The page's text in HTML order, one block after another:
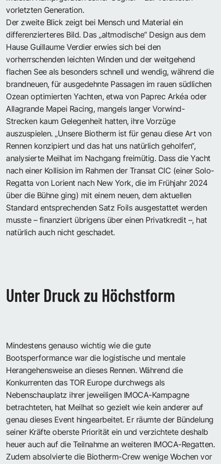
vorletzten Generation.
Der zweite Blick zeigt bei Mensch und Material ein
differenzierteres Bild. Das „altmodische“ Design aus dem
Hause Guillaume Verdier erwies sich bei den
vorherrschenden leichten Winden und der weitgehend
flachen See als besonders schnell und wendig, während die
brandneuen, für ausgedehnte Passagen im rauen südlichen
Ozean optimierten Yachten, etwa von Paprec Arkéa oder
Allagrande Mapei Racing, mangels langer Vorwind-
Strecken kaum Gelegenheit hatten, ihre Vorzüge
auszuspielen. „Unsere Biotherm ist für genau diese Art von
Rennen konzipiert und das hat uns natürlich geholfen“,
analysierte Meilhat im Nachgang freimütig. Dass die Yacht
nach einer Kollision im Rahmen der Transat CIC (einer Solo-
Regatta von Lorient nach New York, die im Frühjahr 2024
über die Bühne ging) mit einem neuen, dem aktuellen
Standard entsprechenden Satz Foils ausgestattet werden
musste – finanziert übrigens über einen Privatkredit –, hat
natürlich auch nicht geschadet.
Unter Druck zu Höchstform
Mindestens genauso wichtig wie die gute
Bootsperformance war die logistische und mentale
Herangehensweise an dieses Rennen. Während die
Konkurrenten das TOR Europe durchwegs als
Nebenschauplatz ihrer jeweiligen IMOCA-Kampagne
betrachteten, hat Meilhat so gezielt wie kein anderer auf
genau dieses Event hingearbeitet. Er räumte der Bündelung
seiner Kräfte oberste Priorität ein und verzichtete deshalb
heuer auch auf die Teilnahme an weiteren IMOCA-Regatten.
Zudem absolvierte die Biotherm-Crew wenige Wochen vor